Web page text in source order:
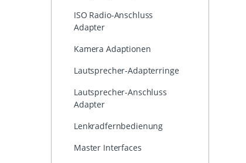
ISO Radio-Anschluss
Adapter
Kamera Adaptionen
Lautsprecher-Adapterringe
Lautsprecher-Anschluss
Adapter
Lenkradfernbedienung
Master Interfaces